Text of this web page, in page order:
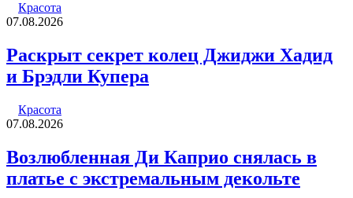
Красота
07.08.2026
Раскрыт секрет колец Джиджи Хадид
и Брэдли Купера
Красота
07.08.2026
Возлюбленная Ди Каприо снялась в
платье с экстремальным декольте